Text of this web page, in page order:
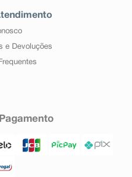
e Devoluções